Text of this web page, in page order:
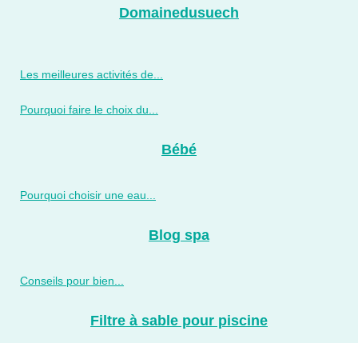
Domainedusuech
Les meilleures activités de...
Pourquoi faire le choix du...
Bébé
Pourquoi choisir une eau...
Blog spa
Conseils pour bien...
Filtre à sable pour piscine